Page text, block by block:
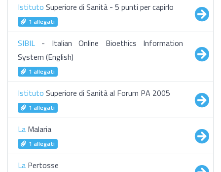
Istituto Superiore di Sanità - 5 punti per capirlo
1 allegati
SIBIL - Italian Online Bioethics Information
System (English)
1 allegati
Istituto Superiore di Sanità al Forum PA 2005
1 allegati
La Malaria
1 allegati
La Pertosse